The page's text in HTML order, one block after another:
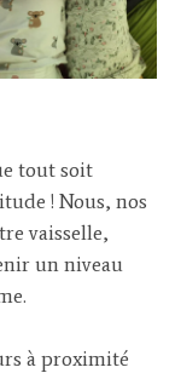
tout soit
! Nous, nos
vaisselle,
un niveau
à proximité